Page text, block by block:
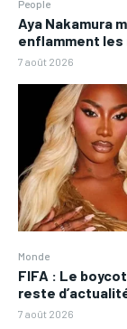
People
Aya Nakamura
enflamment
7 août 2026
Monde
FIFA : Le
reste
7 août 2026